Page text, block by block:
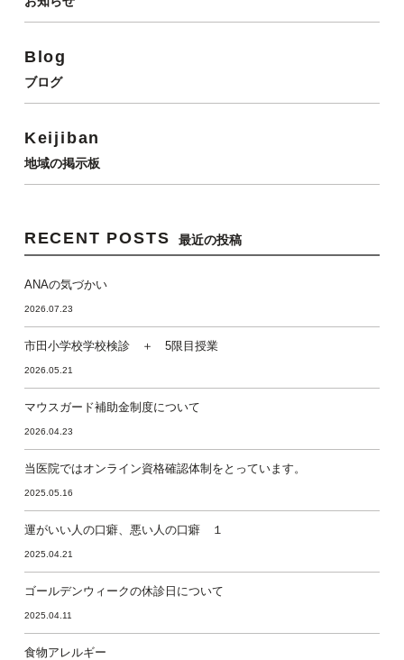
Blog
ブログ
Keijiban
地域の掲示板
RECENT POSTS 最近の投稿
ANAの気づかい
2026.07.23
市田小学校学校検診 ＋ 5限目授業
2026.05.21
マウスガード補助金制度について
2026.04.23
当医院ではオンライン資格確認体制をとっています。
2025.05.16
運がいい人の口癖、悪い人の口癖 １
2025.04.21
ゴールデンウィークの休診日について
2025.04.11
食物アレルギー